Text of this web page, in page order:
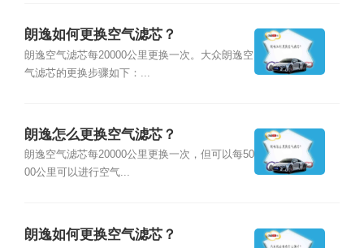
朗逸如何更换空气滤芯？
朗逸空气滤芯每20000公里更换一次。大众朗逸空
气滤芯的更换步骤如下：...
朗逸怎么更换空气滤芯？
朗逸空气滤芯每20000公里更换一次，但可以每50
00公里可以进行空气...
朗逸如何更换空气滤芯？